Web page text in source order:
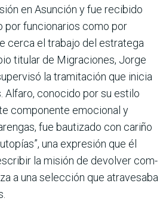
en Asun­ción y fue recibido
por funcionarios como por
cerca el trabajo del estra­tega
titular de Migraciones, Jorge
la tramitación que inicia
Alfaro, conocido por su estilo
componente emocional y
fue bautizado con cariño
una expresión que él
la misión de devolver com­
a una selección que atravesaba